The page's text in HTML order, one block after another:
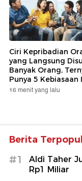
Ciri Kepribadian
yang Langsung
Banyak Orang,
Punya 5 Kebiasaan
16 menit yang lalu
Berita
#1
Aldi Taher
Rp1 Miliar